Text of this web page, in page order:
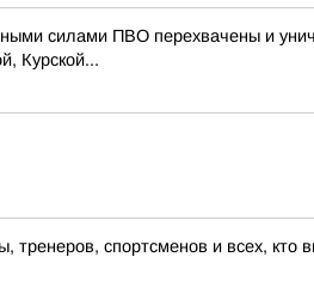
силами ПВО перехвачены и
Курской...
спортсменов и всех,